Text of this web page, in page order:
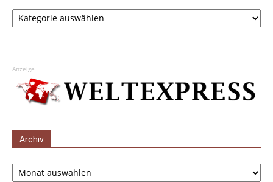
Kategorien
Anzeige
Archiv
Archiv